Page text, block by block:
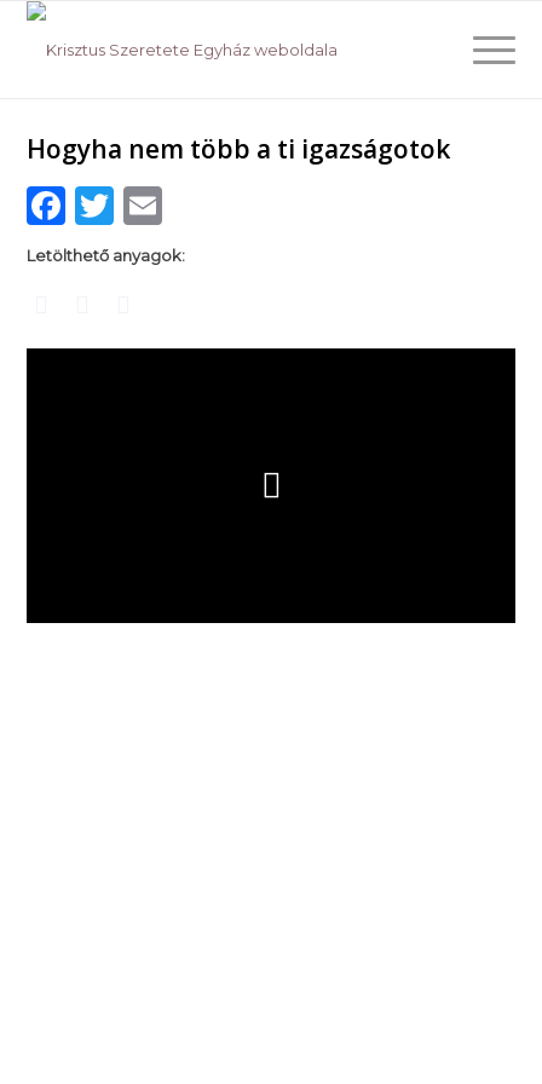
Hogyha nem több a ti igazságotok
Facebook
Twitter